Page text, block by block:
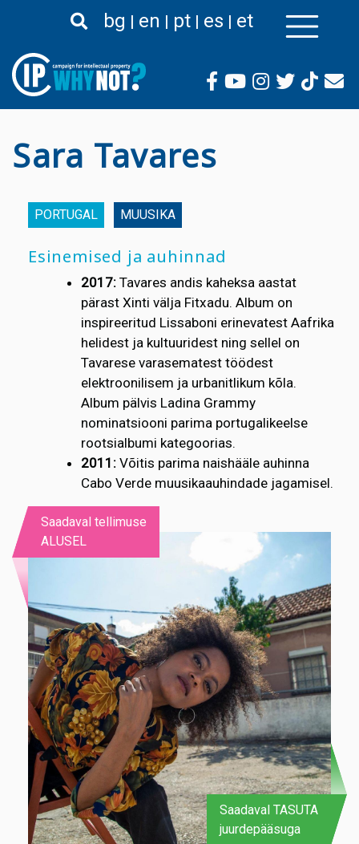
edasi
juurde
bg en pt es et
Sara Tavares
PORTUGAL MUUSIKA
Esinemised ja auhinnad
2017:Tavares andis kaheksa aastat
pärast Xinti välja Fitxadu. Album on
inspireeritud Lissaboni erinevatest Aafrika
helidest ja kultuuridest ning sellel on
Tavarese varasematest töödest
elektroonilisem ja urbanitlikum kõla.
Album pälvis Ladina Grammy
nominatsiooni parima portugalikeelse
rootsialbumi kategoorias.
2011: Võitis parima naishääle auhinna
Cabo Verde muusikaauhindade jagamisel.
Saadaval tellimuse
ALUSEL
Saadaval TASUTA
juurdepääsuga